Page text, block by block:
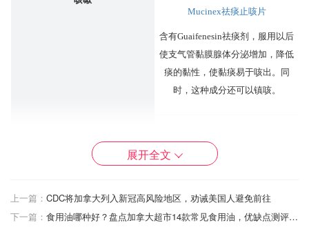
Mucinex祛痰止咳片
含有Guaifenesin祛痰剂，服用以后
使支气管黏膜腺体分泌增加，降低
痰的黏性，使黏痰易于咳出。同
时，这种成分还可以镇咳。
展开全文
上一篇： CDC将加拿大列入新冠高风险地区，劝诫美国人避免前往
下一篇：
食用油哪种好？盘点加拿大超市14款常见食用油，优缺点测评、挑油技巧、适合烹饪方式大盘点！